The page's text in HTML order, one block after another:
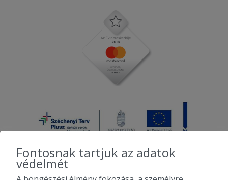
Fontosnak tartjuk az adatok
védelmét